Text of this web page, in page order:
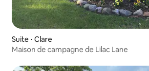
Suite ⋅ Clare
Maison de campagne de Lilac Lane